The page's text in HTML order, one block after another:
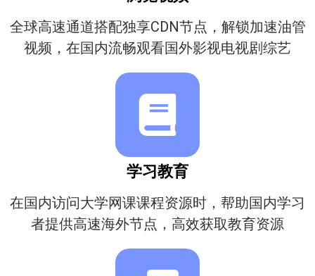
全球高速通道搭配独享CDN节点，解锁加速油管
视频，在国内流畅观看国外影视电视剧综艺
学习教育
在国内访问大学网课课程资源时，帮助国内学习
者提供高速海外节点，高效获取教育资源